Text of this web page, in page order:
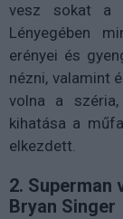
vesz sokat a
Lényegében
erényei és
nézni, valamint
volna a
kihatása a
elkezdett.
2. Superman
Bryan Singer